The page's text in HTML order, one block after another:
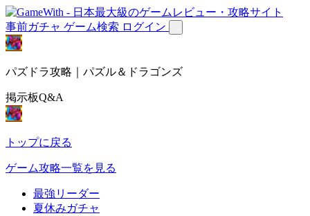
事前ガチャ ゲーム検索 ログイン
パズドラ攻略｜パズル＆ドラゴンズ
掲示板Q&A
トップに戻る
ゲーム攻略一覧を見る
最強リーダー
夏休みガチャ